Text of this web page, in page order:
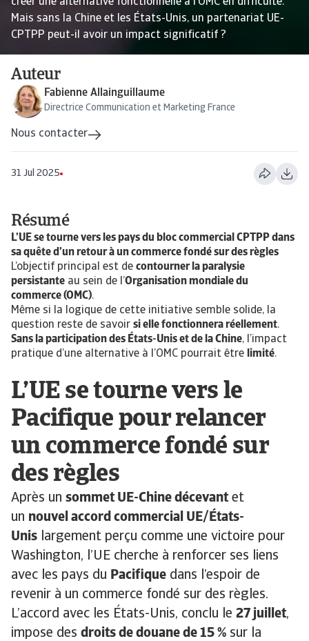
Mais sans la Chine et les États-Unis, un partenariat UE-
CPTPP peut-il avoir un impact significatif ?
Auteur
Fabienne Allainguillaume
Directrice Communication et Marketing France
Nous contacter
31 Jul 2025
L’UE se tourne vers le
Pacifique pour relancer
un commerce fondé sur
des règles
Après un sommet UE-Chine décevant et
un nouvel accord commercial UE/États-
Unis largement perçu comme une victoire pour
Washington, l’UE cherche à renforcer ses liens
avec les pays du Pacifique dans l’espoir de
revenir à un commerce fondé sur des règles.
L’accord avec les États-Unis, conclu le 27 juillet,
impose des droits de douane de 15 % sur la
Résumé
L’UE se tourne vers les pays du bloc commercial CPTPP dans
sa quête d’un retour à un commerce fondé sur des règles
L’objectif principal est de contourner la paralysie
persistante au sein de l’Organisation mondiale du
commerce (OMC).
Même si la logique de cette initiative semble solide, la
question reste de savoir si elle fonctionnera réellement.
Sans la participation des États-Unis et de la Chine, l’impact
pratique d’une alternative à l’OMC pourrait être limité.